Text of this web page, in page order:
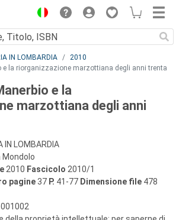
IN LOMBARDIA
2010
e la riorganizzazione marzottiana degli anni trenta
e la
marzottiana degli anni
IN LOMBARDIA
Mondolo
2010 Fascicolo 2010/1
pagine 37 P. 41-77 Dimensione file 478